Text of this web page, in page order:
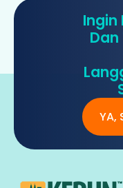
Ingin
Dan
YA,